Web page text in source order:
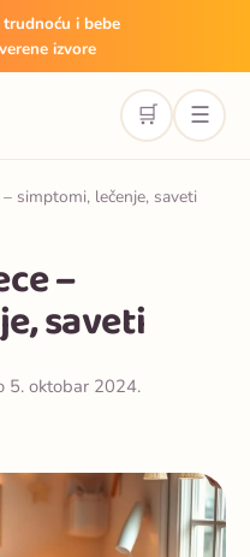
trudnoću i bebe
izvore
🛒 ☰
simptomi, lečenje, saveti
–
saveti
5. oktobar 2024.